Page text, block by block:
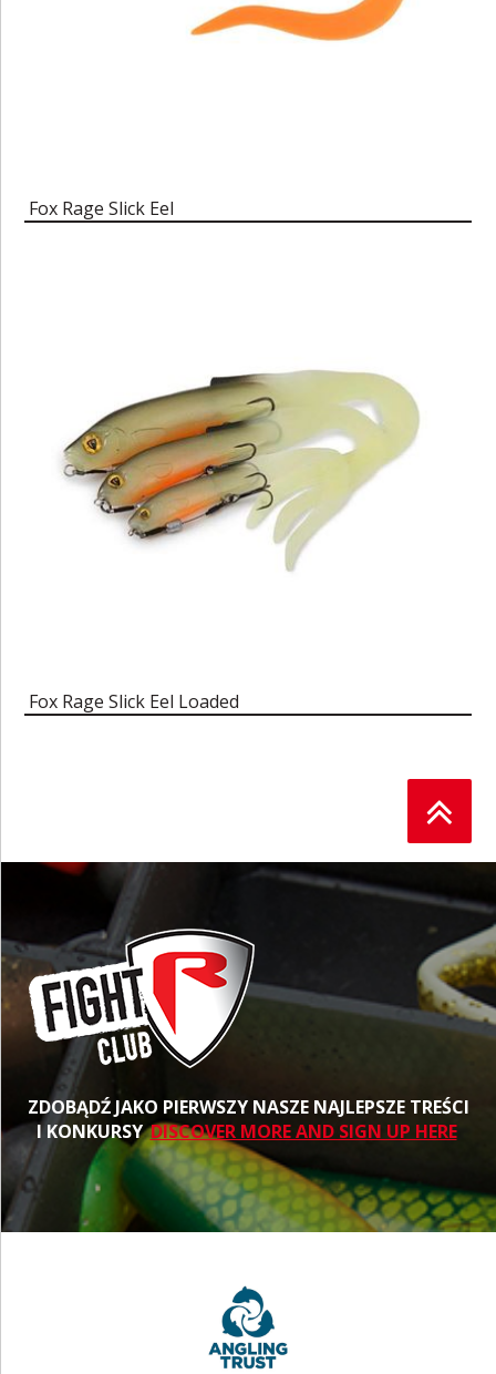
Fox Rage Slick Eel
Fox Rage Slick Eel Loaded
ZDOBĄDŹ JAKO PIERWSZY NASZE NAJLEPSZE TREŚCI
I KONKURSYDISCOVER MORE AND SIGN UP HERE